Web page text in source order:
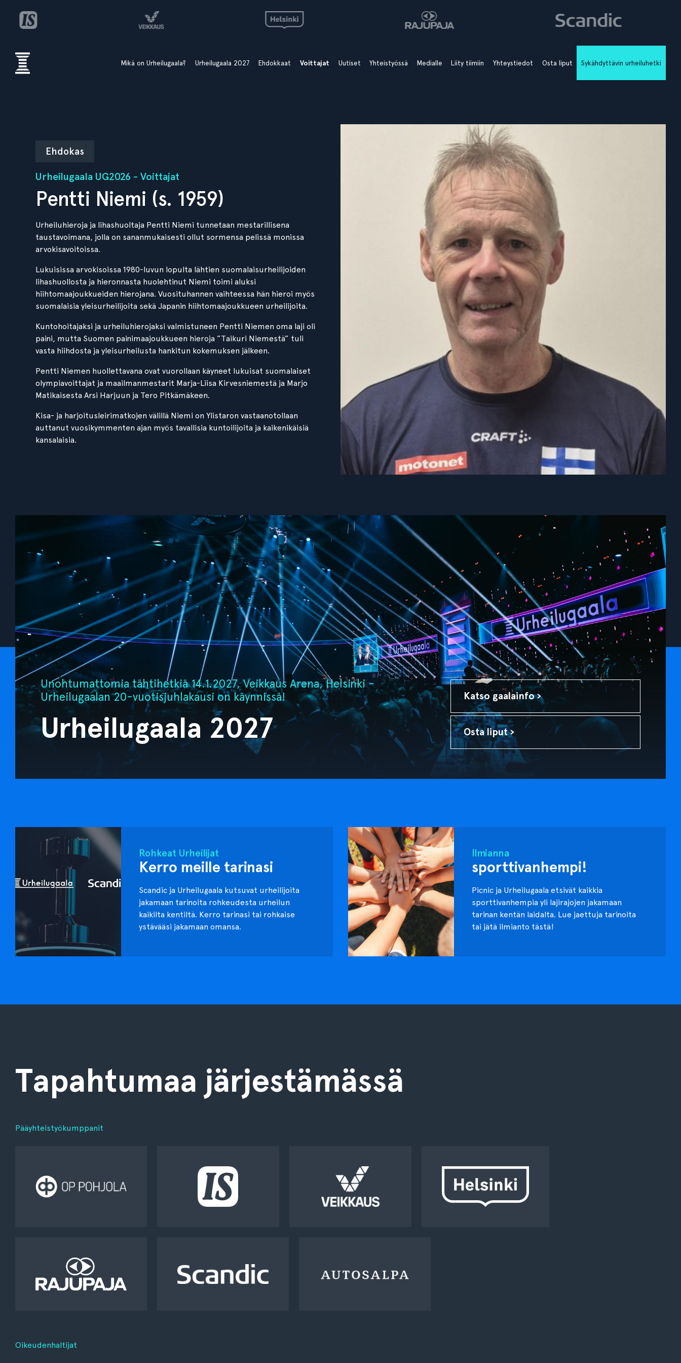
Mikä on Urheilugaala? Urheilugaala 2027 Ehdokkaat Voittajat Uutiset Yhteistyössä Medialle Liity tiimiin Yhteystiedot Osta liput Sykähdyttävin urheiluhetki
Ehdokas
Urheilugaala UG2026 - Voittajat
Pentti Niemi (s. 1959)
Urheiluhieroja ja lihashuoltaja Pentti Niemi tunnetaan mestarillisena
taustavoimana, jolla on sananmukaisesti ollut sormensa pelissä monissa
arvokisavoitoissa.
Lukuisissa arvokisoissa 1980-luvun lopulta lähtien suomalaisurheilijoiden
lihashuollosta ja hieronnasta huolehtinut Niemi toimi aluksi
hiihtomaajoukkueiden hierojana. Vuosituhannen vaihteessa hän hieroi myös
suomalaisia yleisurheilijoita sekä Japanin hiihtomaajoukkueen urheilijoita.
Kuntohoitajaksi ja urheiluhierojaksi valmistuneen Pentti Niemen oma laji oli
paini, mutta Suomen painimaajoukkueen hieroja ”Taikuri Niemestä” tuli
vasta hiihdosta ja yleisurheilusta hankitun kokemuksen jälkeen.
Pentti Niemen huollettavana ovat vuorollaan käyneet lukuisat suomalaiset
olympiavoittajat ja maailmanmestarit Marja-Liisa Kirvesniemestä ja Marjo
Matikaisesta Arsi Harjuun ja Tero Pitkämäkeen.
Kisa- ja harjoitusleirimatkojen välillä Niemi on Ylistaron vastaanotollaan
auttanut vuosikymmenten ajan myös tavallisia kuntoilijoita ja kaikenikäisiä
kansalaisia.
Unohtumattomia tähtihetkiä 14.1.2027, Veikkaus Arena, Helsinki -
Urheilugaalan 20-vuotisjuhlakausi on käynnissä!
Urheilugaala 2027
Katso gaalainfo ›
Osta liput ›
Rohkeat Urheilijat
Kerro meille tarinasi
Scandic ja Urheilugaala kutsuvat urheilijoita
jakamaan tarinoita rohkeudesta urheilun
kaikilta kentiltä. Kerro tarinasi tai rohkaise
ystävääsi jakamaan omansa.
Ilmianna
sporttivanhempi!
Picnic ja Urheilugaala etsivät kaikkia
sporttivanhempia yli lajirajojen jakamaan
tarinan kentän laidalta. Lue jaettuja tarinoita
tai jätä ilmianto tästä!
Tapahtumaa järjestämässä
Pääyhteistyökumppanit
Oikeudenhaltijat